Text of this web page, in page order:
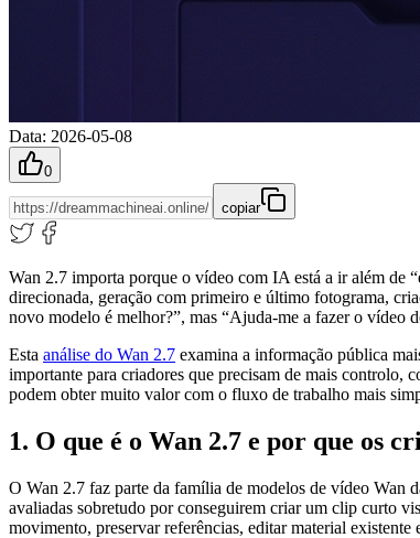
Data: 2026-05-08
0
copiar
Wan 2.7 importa porque o vídeo com IA está a ir além de
direcionada, geração com primeiro e último fotograma,
novo modelo é melhor?”, mas “Ajuda-me a fazer o vídeo
Esta análise do Wan 2.7 examina a informação pública
importante para criadores que precisam de mais controlo,
podem obter muito valor com o fluxo de trabalho mais
1. O que é o Wan 2.7 e por que os
O Wan 2.7 faz parte da família de modelos de vídeo Wan
avaliadas sobretudo por conseguirem criar um clip curto
movimento, preservar referências, editar material